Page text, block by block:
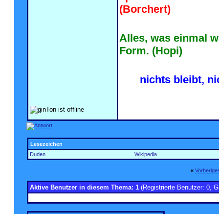
(Borchert)
Alles, was einmal
Form. (Hopi)
nichts bleibt,
Lesezeichen
Duden
Wikipedia
«
Aktive Benutzer in diesem Thema: 1 (Registrierte Benutzer: 0,